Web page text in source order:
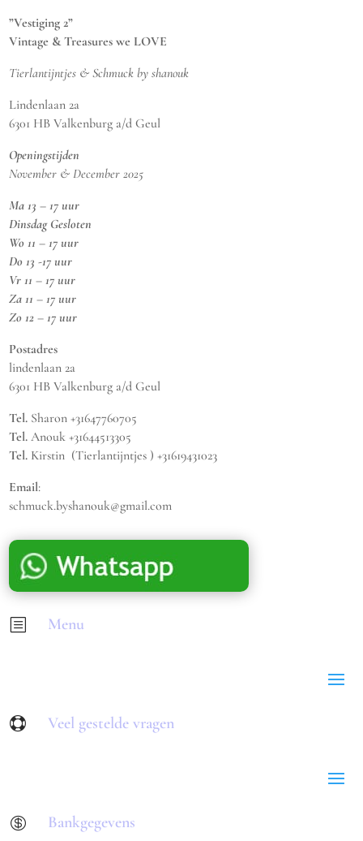
”Vestiging 2”
Vintage & Treasures we LOVE
Tierlantijntjes & Schmuck by shanouk
Lindenlaan 2a
6301 HB Valkenburg a/d Geul
Openingstijden
November & December 2025
Ma 13 – 17 uur
Dinsdag Gesloten
Wo 11 – 17 uur
Do 13 -17 uur
Vr 11 – 17 uur
Za 11 – 17 uur
Zo 12 – 17 uur
Postadres
lindenlaan 2a
6301 HB Valkenburg a/d Geul
Tel. Sharon +31647760705
Tel. Anouk +31644513305
Tel. Kirstin (Tierlantijntjes ) +31619431023
Email:
schmuck.byshanouk@gmail.com
b Menu
 Veel gestelde vragen
 Bankgegevens